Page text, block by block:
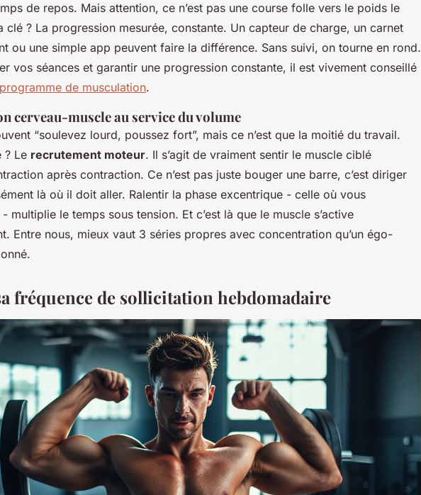
de repos. Mais attention, ce n’est pas une course folle vers le poids le
clé ? La progression mesurée, constante. Un capteur de charge, un carnet
ou une simple app peuvent faire la différence. Sans suivi, on tourne en rond.
vos séances et garantir une progression constante, il est vivement conseillé
programme de musculation.
cerveau-muscle au service du volume
“soulevez lourd, poussez fort”, mais ce n’est que la moitié du travail.
? Le recrutement moteur. Il s’agit de vraiment sentir le muscle ciblé
après contraction. Ce n’est pas juste bouger une barre, c’est diriger
là où il doit aller. Ralentir la phase excentrique - celle où vous
multiplie le temps sous tension. Et c’est là que le muscle s’active
Entre nous, mieux vaut 3 séries propres avec concentration qu’un égo-
fréquence de sollicitation hebdomadaire